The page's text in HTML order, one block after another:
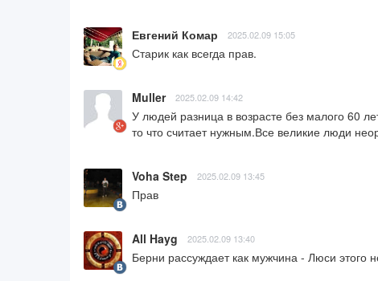
Евгений Комар 2025.02.09 15:05
Старик как всегда прав.
Muller 2025.02.09 14:42
У людей разница в возрасте без малого 60
то что считает нужным.Все великие люди
Voha Step 2025.02.09 13:45
Прав
All Hayg 2025.02.09 13:40
Берни рассуждает как мужчина - Люси этого